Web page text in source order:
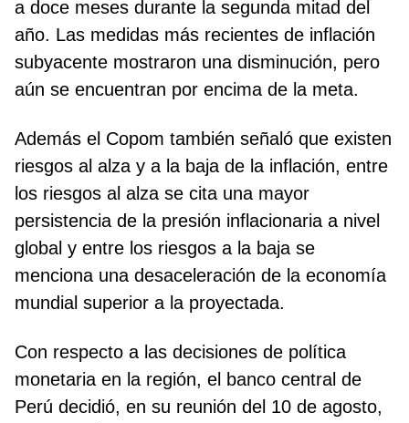
a doce meses durante la segunda mitad del
año. Las medidas más recientes de inflación
subyacente mostraron una disminución, pero
aún se encuentran por encima de la meta.
Además el Copom también señaló que existen
riesgos al alza y a la baja de la inflación, entre
los riesgos al alza se cita una mayor
persistencia de la presión inflacionaria a nivel
global y entre los riesgos a la baja se
menciona una desaceleración de la economía
mundial superior a la proyectada.
Con respecto a las decisiones de política
monetaria en la región, el banco central de
Perú decidió, en su reunión del 10 de agosto,